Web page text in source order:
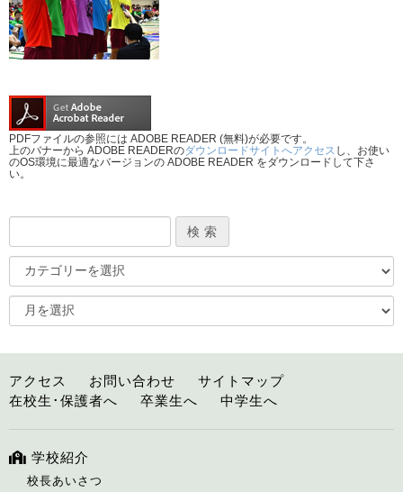
PDFファイルの参照には ADOBE READER (無料)が必要です。
上のバナーから ADOBE READERのダウンロードサイトへアクセス し、お使い
のOS環境に最適なバージョンの ADOBE READER をダウンロードして下さ
い。
アクセス お問い合わせ
サイトマップ
在校生･保護者へ
卒業生へ 中学生へ
学校紹介
校長あいさつ